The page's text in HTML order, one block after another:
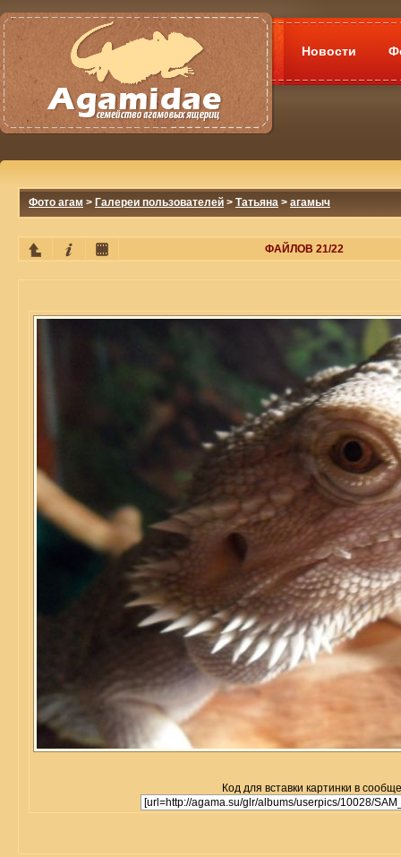
Новости
Фото агам > Галереи пользователей > Татьяна > агамыч
ФАЙЛОВ 21/22
Код для вставки картинки в